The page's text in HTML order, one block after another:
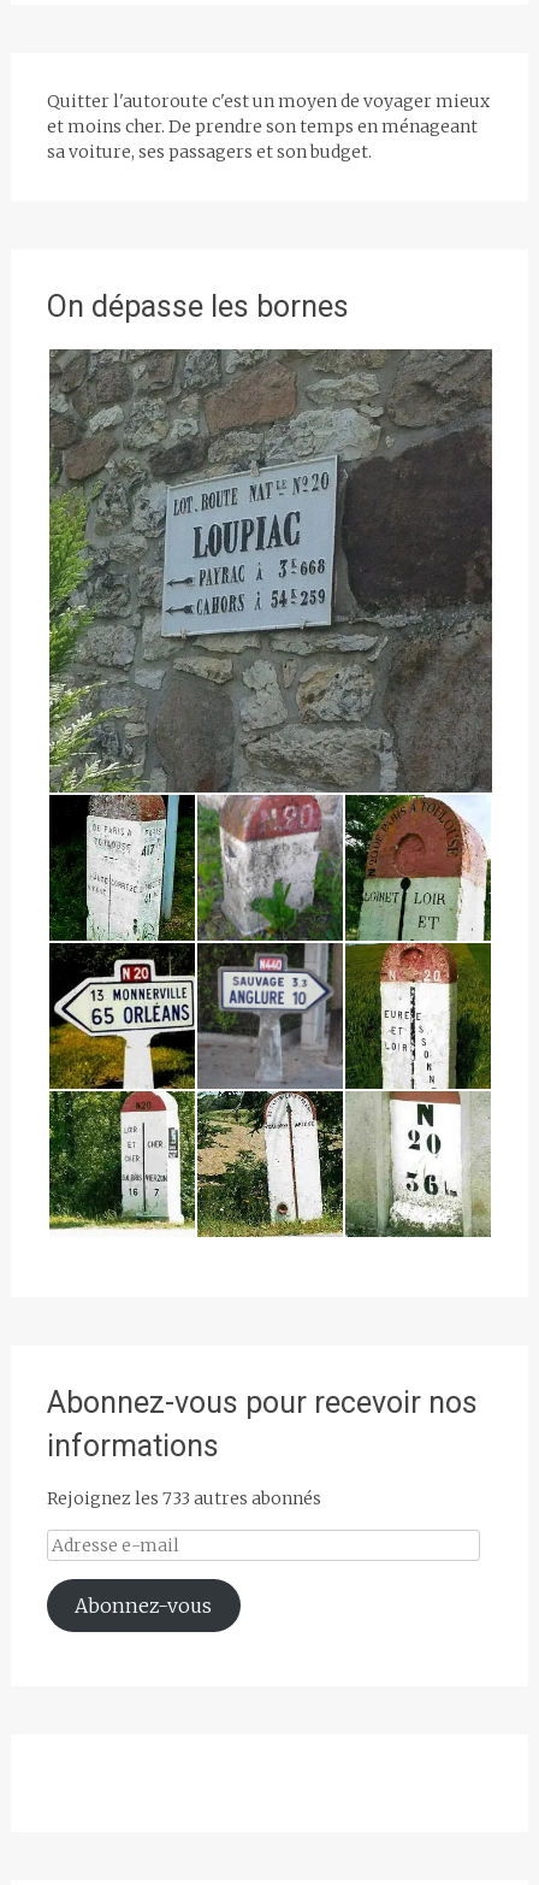
Quitter l'autoroute c'est un moyen de voyager mieux
et moins cher. De prendre son temps en ménageant
sa voiture, ses passagers et son budget.
On dépasse les bornes
Abonnez-vous pour recevoir nos
informations
Rejoignez les 733 autres abonnés
Adresse
e-
mail
Abonnez-vous